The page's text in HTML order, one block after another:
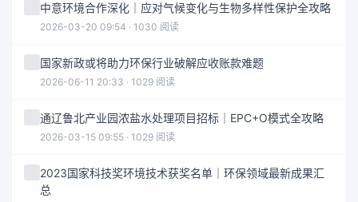
中意环境合作深化｜应对气候变化与生物多样性保护全攻略
2026-03-20 09:54 · 1030 阅读
国家新政或将助力环保行业破解应收账款难题
2026-06-11 20:33 · 1029 阅读
通辽鲁北产业园浓盐水处理项目招标｜EPC+O模式全攻略
2026-03-15 09:55 · 1029 阅读
2023国家科技奖环境技术获奖名单｜环保领域最新成果汇
总